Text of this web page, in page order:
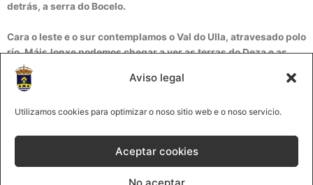
Aviso legal
Utilizamos cookies para optimizar o noso sitio web e o noso servicio.
Aceptar cookies
No aceptar
detrás, a serra do Bocelo.
Cara o leste e o sur contemplamos o Val do Ulla, atravesado polo
río.Máis lonxepodemoschegara ver asterrasdoDezae as
serras
está o Concello da Estrada e a Terra de Montes
da
Desde este punto, a 530 metros sobre el nivel del